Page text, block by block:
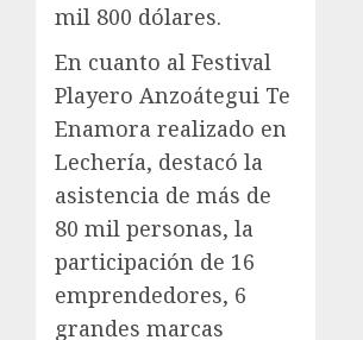
mil 800 dólares.
En cuanto al Festival
Playero Anzoátegui Te
Enamora realizado en
Lechería, destacó la
asistencia de más de
80 mil personas, la
participación de 16
emprendedores, 6
grandes marcas